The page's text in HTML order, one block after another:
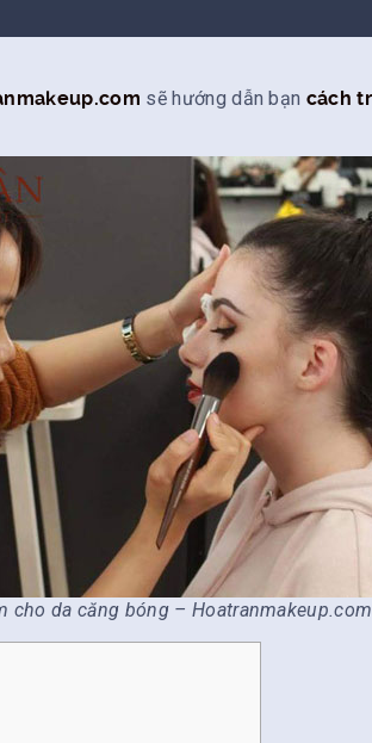
sẽ hướng dẫn bạn cách
cho da căng bóng – Hoatranmakeup.com